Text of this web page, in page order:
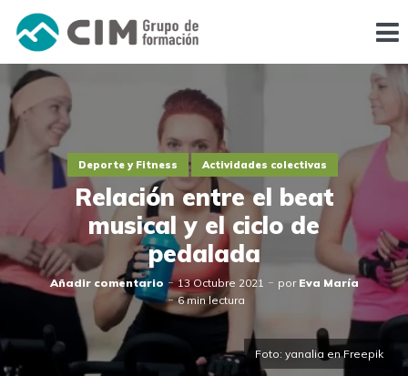
Foto: yanalia en Freepik
Deporte y Fitness Actividades colectivas
Relación entre el beat
musical y el ciclo de
pedalada
Añadir comentario 13 Octubre 2021 por Eva María
6 min lectura